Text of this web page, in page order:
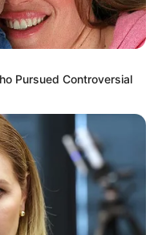
Pursued Controversial